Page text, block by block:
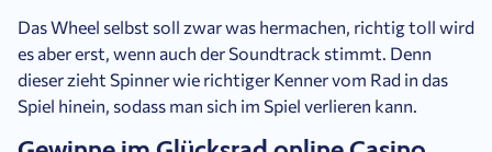
Das Wheel selbst soll zwar was hermachen, richtig toll wird
es aber erst, wenn auch der Soundtrack stimmt. Denn
dieser zieht Spinner wie richtiger Kenner vom Rad in das
Spiel hinein, sodass man sich im Spiel verlieren kann.